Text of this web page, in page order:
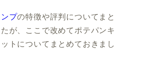
プの特徴や評判についてまと
が、ここで改めてポテパンキ
トについてまとめておきまし